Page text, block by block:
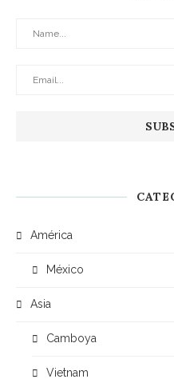
América
México
Asia
Camboya
Vietnam